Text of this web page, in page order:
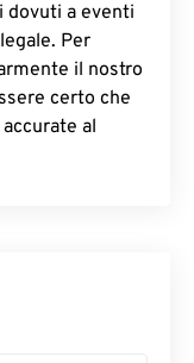
dovuti a eventi
Per
il nostro
certo che
al